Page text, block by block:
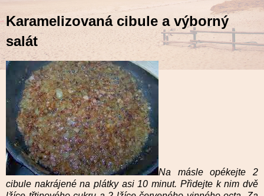
Karamelizovaná cibule a výborný
salát
Na másle opékejte 2
cibule nakrájené na plátky asi 10 minut. Přidejte k nim dvě